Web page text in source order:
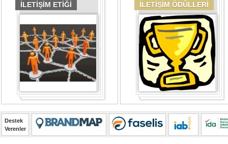
İLETİŞİM ETİĞİ İLETİŞİM ÖDÜLLERİ
Destek
Verenler